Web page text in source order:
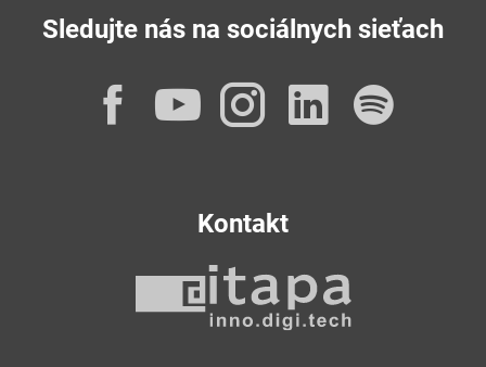
Sledujte nás na sociálnych sieťach
Facebook
YouTube
Instagram
Kontakt